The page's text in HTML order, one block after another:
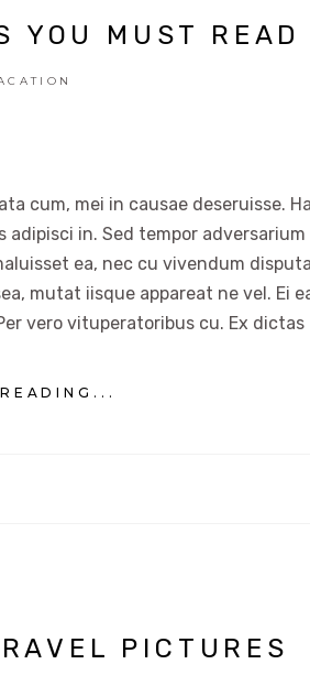
YOU MUST READ
cum, mei in causae deseruisse.
in. Sed tempor
ea, nec cu vivendum
mutat iisque appareat ne vel. Ei
vero vituperatoribus cu. Ex dictas
PICTURES